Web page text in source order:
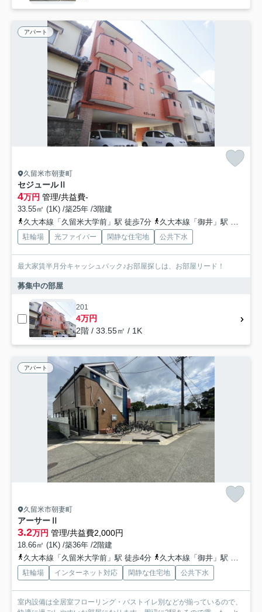
アパート
久留米市朝妻町
セジュールⅡ
4万円 管理/共益費-
33.55㎡ (1K) /築25年 /3階建
久大本線「久留米大学前」駅 徒歩7分
久大本線「御井」駅 徒歩25分
駐輪場 光ファイバー 閑静な住宅地 公共下水
最大家賃半月分キャッシュバック♪お部屋探しは、お部屋リード！
募集中の部屋
201
4万円
2階 / 33.55㎡ / 1K
アパート
久留米市朝妻町
アーサーⅡ
3.2万円 管理/共益費2,000円
18.66㎡ (1K) /築36年 /2階建
久大本線「久留米大学前」駅 徒歩4分
久大本線「御井」駅 徒歩17分
駐輪場 インターネット対応 閑静な住宅地 公共下水
室内設備は全居室フローリング・バストイレ別などが揃っているので、